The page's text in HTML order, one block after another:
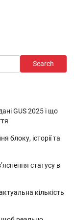
Search
GUS 2025 і що
блоку, історії та
статусу в
кількість